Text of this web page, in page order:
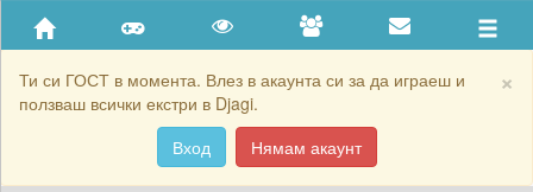
×
Ти си ГОСТ в момента. Влез в акаунта си за да играеш и
ползваш всички екстри в Djagi.
Вход
Нямам акаунт
Приятели
Хронология на игри